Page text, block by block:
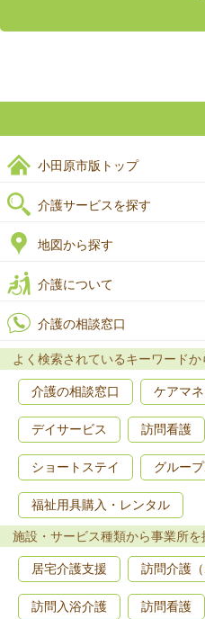
小田原市版トップ
介護サービスを探す
地図から探す
介護について
介護の相談窓口
よく検索されているキーワードか
介護の相談窓口 ケアマ
デイサービス 訪問看護
ショートステイ グルー
福祉用具購入・レンタル
施設・サービス種類から事業所を
居宅介護支援 訪問介護（
訪問入浴介護 訪問看護